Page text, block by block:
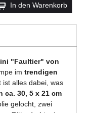
In den Warenkorb
"Faultier" von
imtrendigen
ist alles dabei, was
ca. 30, 5 x 21 cm
gelocht, zwei